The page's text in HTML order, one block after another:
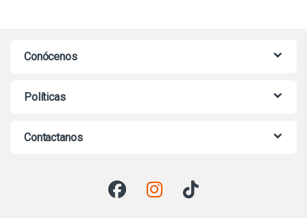
Conócenos
Políticas
Contactanos